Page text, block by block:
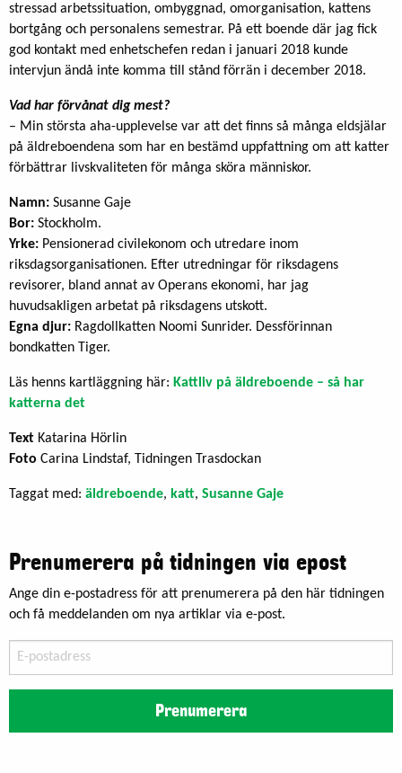
stressad arbetssituation, ombyggnad, omorganisation, kattens
bortgång och personalens semestrar. På ett boende där jag fick
god kontakt med enhetschefen redan i januari 2018 kunde
intervjun ändå inte komma till stånd förrän i december 2018.
Vad har förvånat dig mest?
– Min största aha-upplevelse var att det finns så många eldsjälar
på äldreboendena som har en bestämd uppfattning om att katter
förbättrar livskvaliteten för många sköra människor.
Namn: Susanne Gaje
Bor: Stockholm.
Yrke: Pensionerad civilekonom och utredare inom
riksdagsorganisationen. Efter utredningar för riksdagens
revisorer, bland annat av Operans ekonomi, har jag
huvudsakligen arbetat på riksdagens utskott.
Egna djur: Ragdollkatten Noomi Sunrider. Dessförinnan
bondkatten Tiger.
Läs henns kartläggning här: Kattliv på äldreboende – så har
katterna det
Text Katarina Hörlin
Foto Carina Lindstaf, Tidningen Trasdockan
Taggat med: äldreboende, katt, Susanne Gaje
Prenumerera på tidningen via epost
Ange din e-postadress för att prenumerera på den här tidningen
och få meddelanden om nya artiklar via e-post.
postadress
Prenumerera